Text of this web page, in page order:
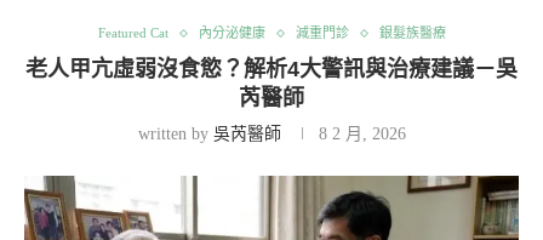
Featured Cat 內分泌健康 減重門診 銀髮族醫療
老人甲亢虛弱沒食慾？解析4大警訊與治療建議－吳
芮醫師
written by 吳芮醫師 8 2 月, 2026